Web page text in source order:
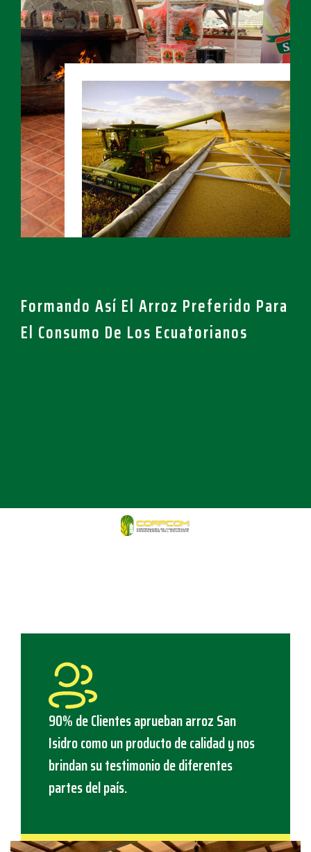
Formando Así El Arroz Preferido Para
El Consumo De Los Ecuatorianos
90% de Clientes aprueban arroz San
Isidro como un producto de calidad y nos
brindan su testimonio de diferentes
partes del país.